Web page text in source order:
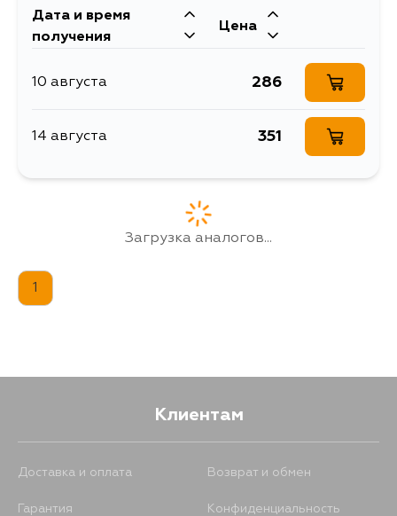
Дата и время
получения
Цена
10 августа 286
14 августа 351
Загрузка аналогов...
1
Клиентам
Доставка и оплата Возврат и обмен
Гарантия Конфиденциальность